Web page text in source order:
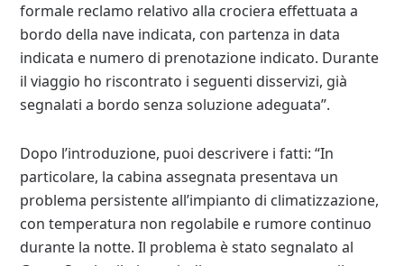
formale reclamo relativo alla crociera effettuata a
bordo della nave indicata, con partenza in data
indicata e numero di prenotazione indicato. Durante
il viaggio ho riscontrato i seguenti disservizi, già
segnalati a bordo senza soluzione adeguata”.
Dopo l’introduzione, puoi descrivere i fatti: “In
particolare, la cabina assegnata presentava un
problema persistente all’impianto di climatizzazione,
con temperatura non regolabile e rumore continuo
durante la notte. Il problema è stato segnalato al